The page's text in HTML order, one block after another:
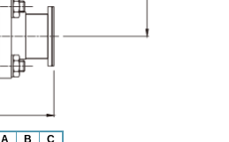
A B C